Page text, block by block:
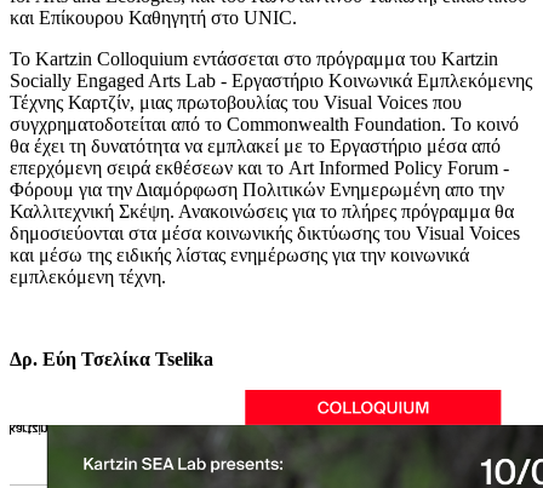
και Επίκουρου Καθηγητή στο UNIC.
Το Kartzin Colloquium εντάσσεται στο πρόγραμμα του Kartzin
Socially Engaged Arts Lab - Εργαστήριο Κοινωνικά Εμπλεκόμενης
Τέχνης Καρτζίν, μιας πρωτοβουλίας του Visual Voices που
συγχρηματοδοτείται από το Commonwealth Foundation. Το κοινό
θα έχει τη δυνατότητα να εμπλακεί με το Εργαστήριο μέσα από
επερχόμενη σειρά εκθέσεων και το Art Informed Policy Forum -
Φόρουμ για την Διαμόρφωση Πολιτικών Ενημερωμένη απο την
Καλλιτεχνική Σκέψη. Ανακοινώσεις για το πλήρες πρόγραμμα θα
δημοσιεύονται στα μέσα κοινωνικής δικτύωσης του Visual Voices
και μέσω της ειδικής λίστας ενημέρωσης για την κοινωνικά
εμπλεκόμενη τέχνη.
Δρ. Εύη Τσελίκα Tselika